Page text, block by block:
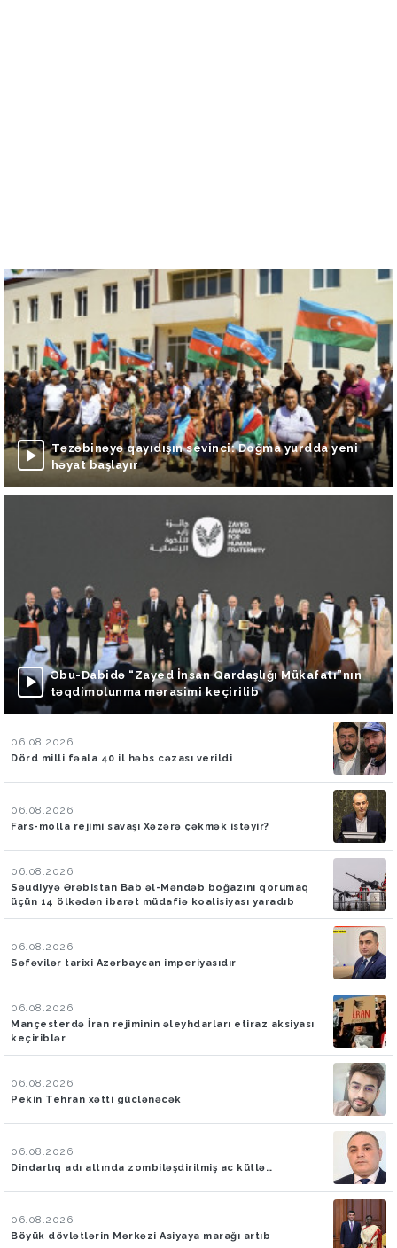
Təzəbinəyə qayıdışın sevinci: Doğma yurdda yeni
həyat başlayır
Əbu-Dabidə “Zayed İnsan Qardaşlığı Mükafatı”nın
təqdimolunma mərasimi keçirilib
06.08.2026
Dörd milli fəala 40 il həbs cəzası verildi
06.08.2026
Fars-molla rejimi savaşı Xəzərə çəkmək istəyir?
06.08.2026
Səudiyyə Ərəbistan Bab əl-Məndəb boğazını qorumaq
üçün 14 ölkədən ibarət müdafiə koalisiyası yaradıb
06.08.2026
Səfəvilər tarixi Azərbaycan imperiyasıdır
06.08.2026
Mançesterdə İran rejiminin əleyhdarları etiraz aksiyası
keçiriblər
06.08.2026
Pekin Tehran xətti güclənəcək
06.08.2026
Dindarlıq adı altında zombiləşdirilmiş ac kütlə…
06.08.2026
Böyük dövlətlərin Mərkəzi Asiyaya marağı artıb